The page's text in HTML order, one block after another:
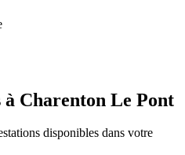
à Charenton Le Pont
disponibles dans votre